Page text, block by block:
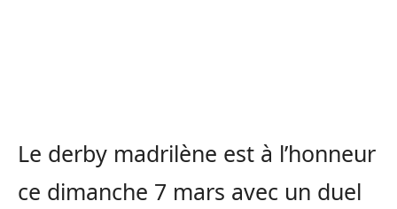
Le derby madrilène est à l’honneur
ce dimanche 7 mars avec un duel